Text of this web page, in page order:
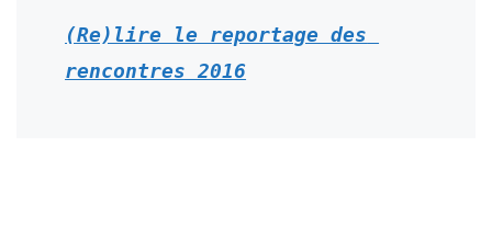
(Re)lire le reportage des
rencontres 2016